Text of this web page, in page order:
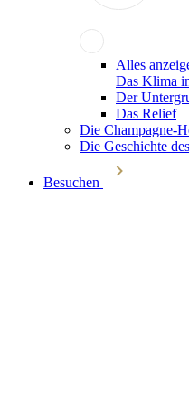
Alles
Das Klima
Der
Das Relief
Die Champagne-
Die Geschichte
Besuchen